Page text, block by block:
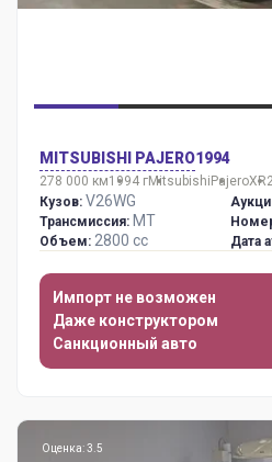
MITSUBISHI PAJERO1994
278 000 км1994 гMitsubishi Pajero
Кузов: V26WG
Трансмиссия: MT
Объем: 2800 сс Дата
Импорт не возможен
Даже конструктором
Санкционный авто
Оценка: 3.5